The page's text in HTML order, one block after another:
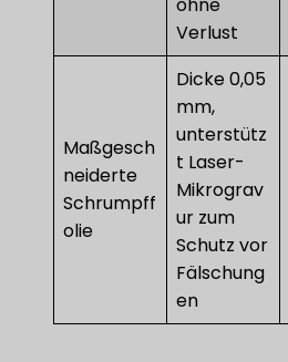
ohne
Verlust
Maßgesch
neiderte
Schrumpff
olie
Dicke 0,05
mm,
unterstütz
t Laser-
Mikrograv
ur zum
Schutz vor
Fälschung
en